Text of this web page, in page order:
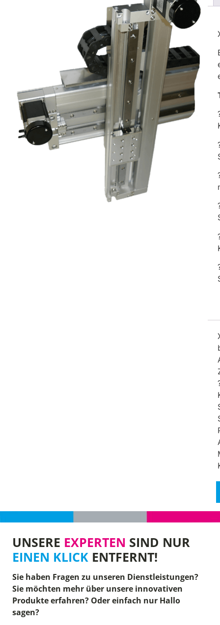
UNSERE EXPERTEN SIND NUR
EINEN KLICK ENTFERNT!
Sie haben Fragen zu unseren Dienstleistungen?
Sie möchten mehr über unsere innovativen
Produkte erfahren? Oder einfach nur Hallo
sagen?